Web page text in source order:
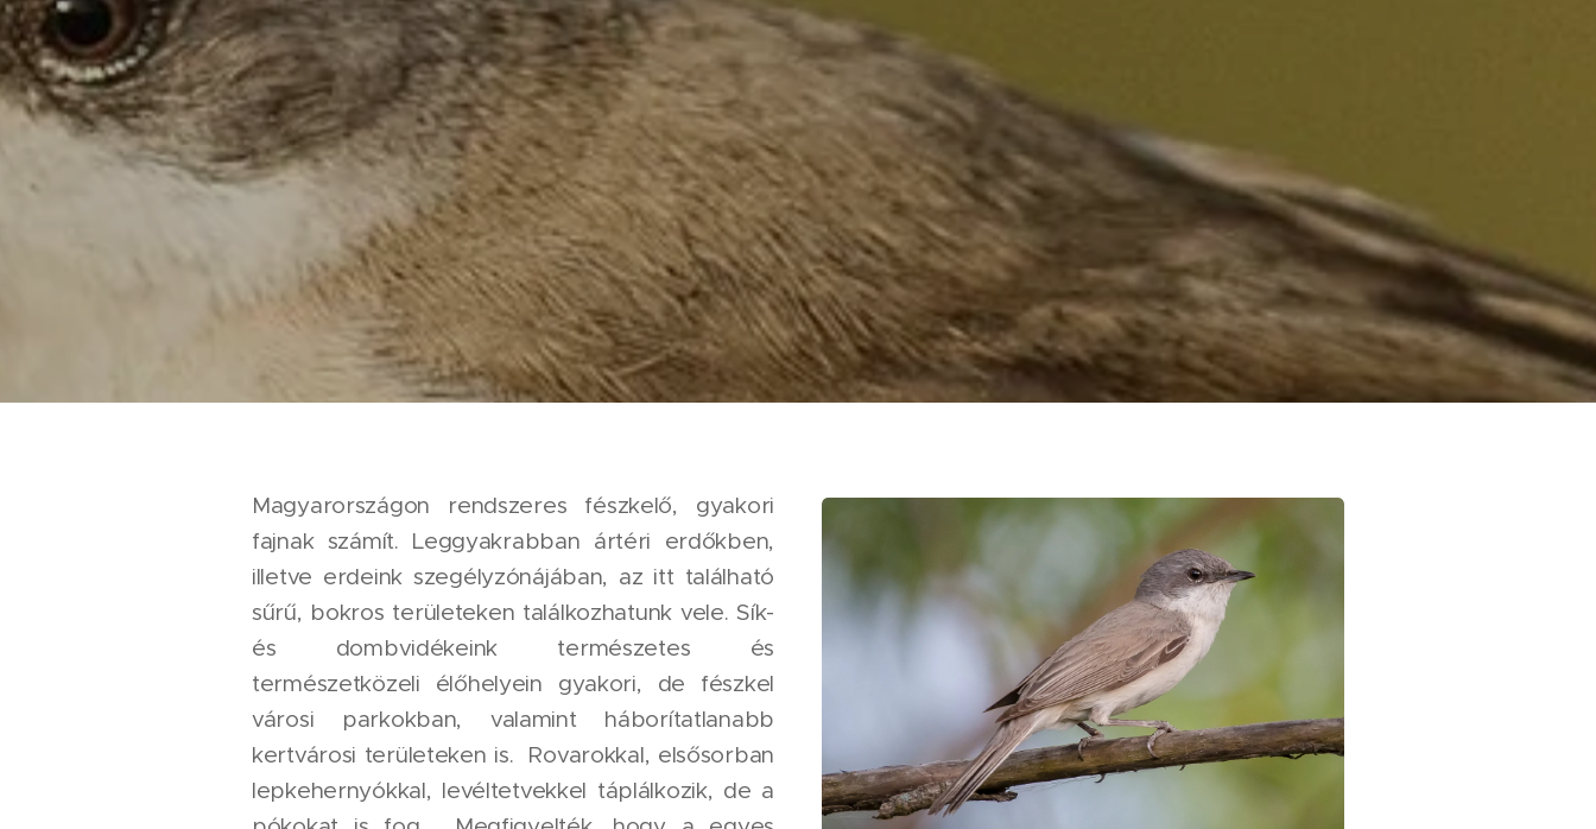
Magyarországon rendszeres fészkelő, gyakori
fajnak számít. Leggyakrabban ártéri erdőkben,
illetve erdeink szegélyzónájában, az itt található
sűrű, bokros területeken találkozhatunk vele. Sík-
és dombvidékeink természetes és
természetközeli élőhelyein gyakori, de fészkel
városi parkokban, valamint háborítatlanabb
kertvárosi területeken is. Rovarokkal, elsősorban
lepkehernyókkal, levéltetvekkel táplálkozik, de a